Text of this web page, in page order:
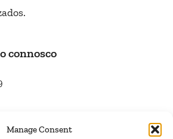
Manage Consent
connosco